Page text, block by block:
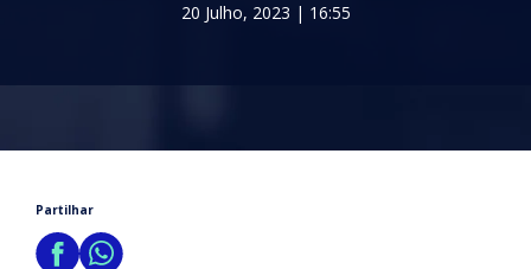
20 Julho, 2023 | 16:55
Partilhar